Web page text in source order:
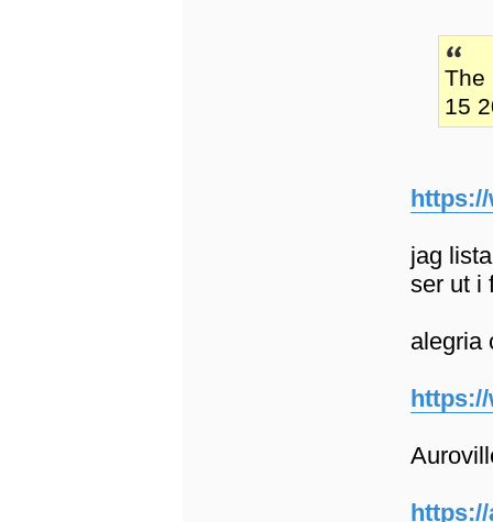
The
15
jag
ser ut i
alegria